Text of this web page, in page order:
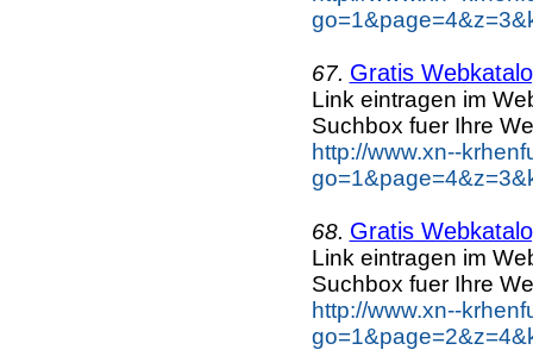
67. Gratis
Link eintragen im
Suchbox fuer Ihre
http://www.xn--
68. Gratis
Link eintragen im
Suchbox fuer Ihre
http://www.xn--